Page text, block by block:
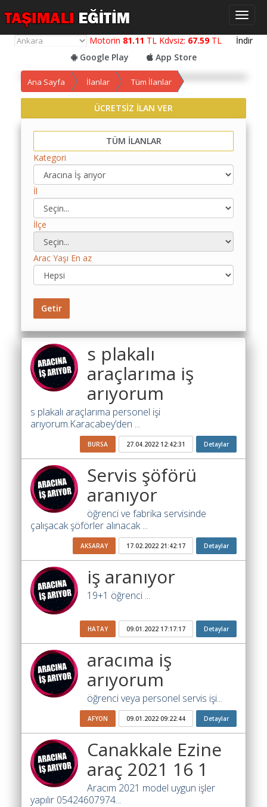
Motorin 81.11 TL Kdvsiz: 67.59TL İndir
Google Play
App Store
Yol
Maliyet
Yemek
Maliyet
Hesaplama
Kredili
Maliyet
Hesaplama
Maliyet
Hesaplama
Şartname
Karşılaştırma
Robotu
Masaüstü
Maliyet
Programı
Değer
Hesaplama
Akaryakıt
Fiyatları
İhale
İlanlar
Söför
Arayanlar
arayanlar
Soför
olup
arayanlar
Ana Sayfa İlanlar Tüm İlanlar
ÜCRETSİZ İLAN VER
TÜM İLANLAR
Kategori
İl
İlçe
Arac Yaşı En az
Getir
s plakalı
araçlarıma iş
arıyorum
s plakalı araçlarıma personel işi
arıyorum.Karacabey’den ...
BURSA 27.04.2022 12:42:31 Detaylar
Servis şöförü
aranıyor
öğrenci ve fabrika servisinde
çalışacak şöförler alınacak ...
AKSARAY 17.02.2022 21:42:17 Detaylar
iş aranıyor
19+1 öğrenci ...
HATAY 09.01.2022 17:17:17 Detaylar
aracıma iş
arıyorum
öğrenci veya personel servis işi...
AFYON 09.01.2022 09:22:44 Detaylar
Canakkale Ezine
araç 2021 16 1
Aracım 2021 model uygun işler
yapılır 05424607974...